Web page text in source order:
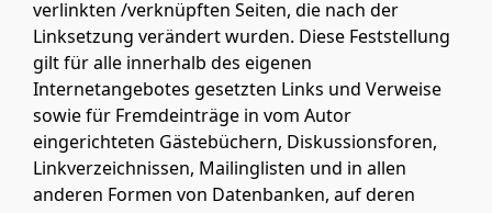
verlinkten /verknüpften Seiten, die nach der
Linksetzung verändert wurden. Diese Feststellung
gilt für alle innerhalb des eigenen
Internetangebotes gesetzten Links und Verweise
sowie für Fremdeinträge in vom Autor
eingerichteten Gästebüchern, Diskussionsforen,
Linkverzeichnissen, Mailinglisten und in allen
anderen Formen von Datenbanken, auf deren